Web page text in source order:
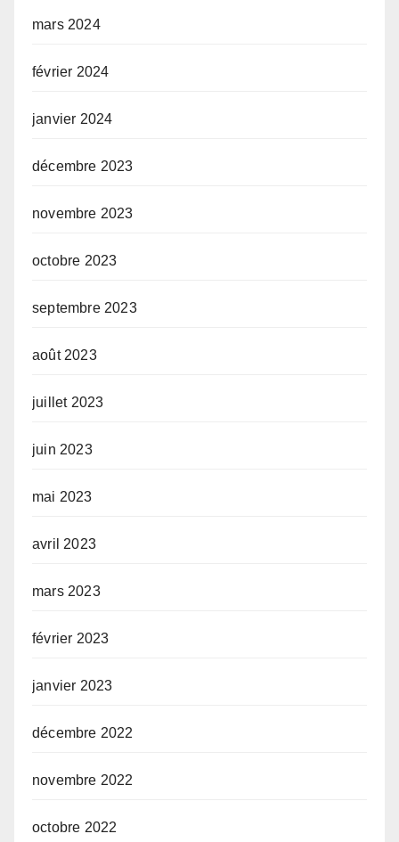
mars 2024
février 2024
janvier 2024
décembre 2023
novembre 2023
octobre 2023
septembre 2023
août 2023
juillet 2023
juin 2023
mai 2023
avril 2023
mars 2023
février 2023
janvier 2023
décembre 2022
novembre 2022
octobre 2022